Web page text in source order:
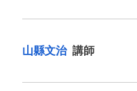
山縣文治 講師